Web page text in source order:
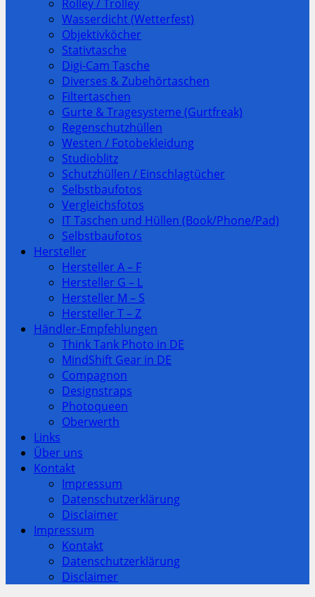
Rolley / Trolley
Wasserdicht (Wetterfest)
Objektivköcher
Stativtasche
Digi-Cam Tasche
Diverses & Zubehörtaschen
Filtertaschen
Gurte & Tragesysteme (Gurtfreak)
Regenschutzhüllen
Westen / Fotobekleidung
Studioblitz
Schutzhüllen / Einschlagtücher
Selbstbaufotos
Vergleichsfotos
IT Taschen und Hüllen (Book/Phone/Pad)
Selbstbaufotos
Hersteller
Hersteller A – F
Hersteller G – L
Hersteller M – S
Hersteller T – Z
Händler-Empfehlungen
Think Tank Photo in DE
MindShift Gear in DE
Compagnon
Designstraps
Photoqueen
Oberwerth
Links
Über uns
Kontakt
Impressum
Datenschutzerklärung
Disclaimer
Impressum
Kontakt
Datenschutzerklärung
Disclaimer